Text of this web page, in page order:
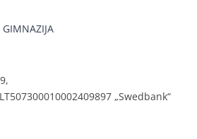
„Swedbank“